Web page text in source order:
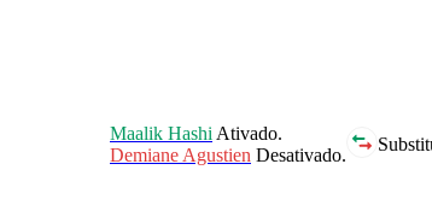
Maalik Hashi Ativado.
Demiane Agustien Desativado.